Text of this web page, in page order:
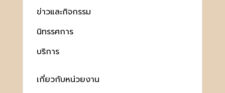
ข่าวและกิจกรรม
นิทรรศการ
บริการ
เกี่ยวกับหน่วยงาน